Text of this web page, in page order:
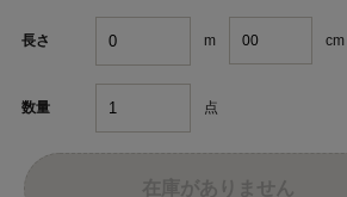
長さ m cm
数量 点